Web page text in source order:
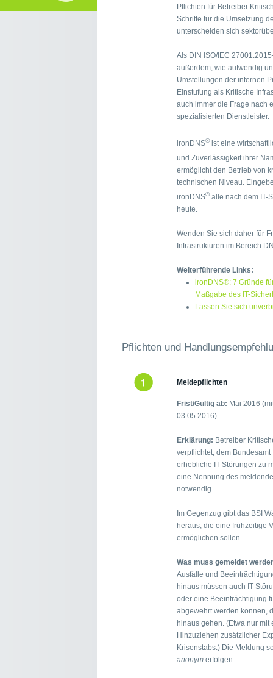
Pflichten für Betreiber
Schritte für die Umsetzung
unterscheiden sich
Als DIN ISO/IEC
außerdem, wie aufwendig
Umstellungen der internen
Einstufung als Kritische
auch immer die Frage nach
spezialisierten Dienstleister.
ironDNS®ist eine
und Zuverlässigkeit ihrer
ermöglicht den Betrieb von
technischen Niveau.
ironDNS®alle nach dem IT-
heute.
Wenden Sie sich daher für
Infrastrukturen im Bereich
Weiterführende Links:
ironDNS®: 7 Gründe
Maßgabe des IT-
Lassen Sie sich
Pflichten und
Meldepflichten
Frist/Gültig ab: Mai 2016
03.05.2016)
Erklärung: Betreiber
verpflichtet, dem
erhebliche IT-Störungen zu
eine Nennung des
notwendig.
Im Gegenzug gibt das BSI
heraus, die eine frühzeitige
ermöglichen sollen.
Was muss gemeldet
Ausfälle und
hinaus müssen auch IT-
oder eine Beeinträchtigung
abgewehrt werden können,
hinaus gehen. (Etwa nur
Hinzuziehen zusätzlicher
Krisenstabs.) Die Meldung
anonym erfolgen.